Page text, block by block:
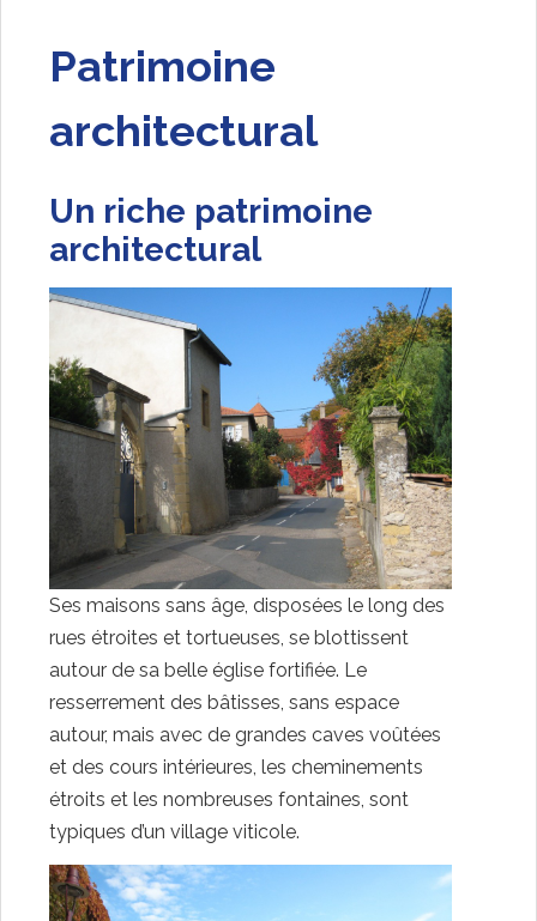
Patrimoine
architectural
Un riche patrimoine
architectural
Ses maisons sans âge, disposées le long des
rues étroites et tortueuses, se blottissent
autour de sa belle église fortifiée. Le
resserrement des bâtisses, sans espace
autour, mais avec de grandes caves voûtées
et des cours intérieures, les cheminements
étroits et les nombreuses fontaines, sont
typiques d’un village viticole.